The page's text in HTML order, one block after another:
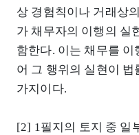
상 경험칙이나 거래상
가 채무자의 이행의 실
함한다. 이는 채무를
어 그 행위의 실현이
가지이다.
[2] 1필지의 토지 중 일